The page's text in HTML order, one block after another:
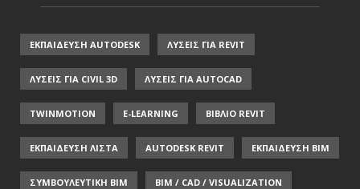
ΕΚΠΑΙΔΕΥΣΗ AUTODESK ΛΥΣΕΙΣ ΓΙΑ REVIT
ΛΥΣΕΙΣ ΓΙΑ CIVIL 3D ΛΥΣΕΙΣ ΓΙΑ AUTOCAD
TWINMOTION E-LEARNING ΒΙΒΛΙΟ REVIT
ΕΚΠΑΙΔΕΥΣΗ ΛΙΣΤΑ AUTODESK REVIT ΕΚΠΑΙΔΕΥΣΗ ΒΙΜ
ΣΥΜΒΟΥΛΕΥΤΙΚΗ ΒΙΜ BIM / CAD / VISUALIZATION